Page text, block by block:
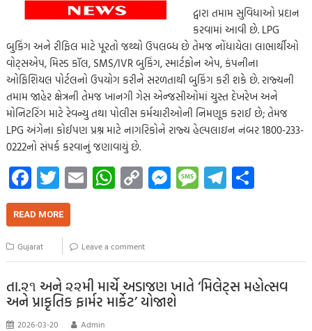
દ્વારા તમામ સુવિધાઓ પ્રદાન
કરવામાં આવી છે. LPG
બુકિંગ અને રીફિલ માટે પૂરતો જથ્થો ઉપલબ્ધ છે તેમજ નોંધાયેલા લાભાર્થીઓ
વોટ્સએપ, મિસ્ડ કૉલ, SMS/IVR બુકિંગ, સ્માર્ટફોન એપ, કંપનીના
ઓફિશિયલ પોર્ટલનો ઉપયોગ કરીને સરળતાથી બુકિંગ કરી શકે છે. રાજ્યની
તમામ જાહેર ક્ષેત્રની તેમજ ખાનગી ગેસ એન્જસીઓમાં ચુસ્ત દેખરેખ અને
મોનિટરિંગ માટે રેવન્યુ તથા પોલીસ કર્મચારીઓની નિમણૂક કરાઈ છે; તેમજ
LPG અંગેના કોઈપણ પ્રશ્ન માટે નાગરિકોને રાજ્ય હેલ્પલાઇન નંબર 1800-233-
0222નો સંપર્ક કરવાનું જણાવાયું છે.
Fa
ce
b
o
o
k
T
wi
tt
er
E
m
W
h
s
A
p
p
C
o
y
Li
nk
M
es
g
er
M
es
e
Te
le
m
READ MORE
Gujarat Leave a comment
તા.૨૧ અને ૨૨મી માર્ચે અડાજણ ખાતે ‘મિલેટ્સ મહોત્સવ
અને પ્રાકૃતિક ફાર્મર માર્કેટ’ યોજાશે
2026-03-20 Admin